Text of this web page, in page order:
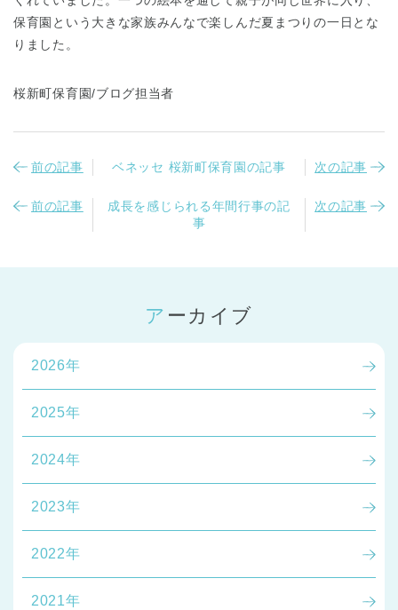
保育園という大きな家族みんなで楽しんだ夏まつりの一日とな
りました。
桜新町保育園/ブログ担当者
前の記事 ベネッセ 桜新町保育園の記事 次の記事
前の記事
成長を感じられる年間行事の記
事
次の記事
アーカイブ
2026年
2025年
2024年
2023年
2022年
2021年